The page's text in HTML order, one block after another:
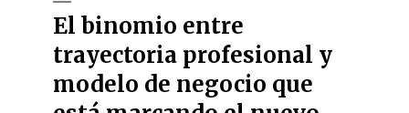
El binomio entre
trayectoria profesional y
modelo de negocio que